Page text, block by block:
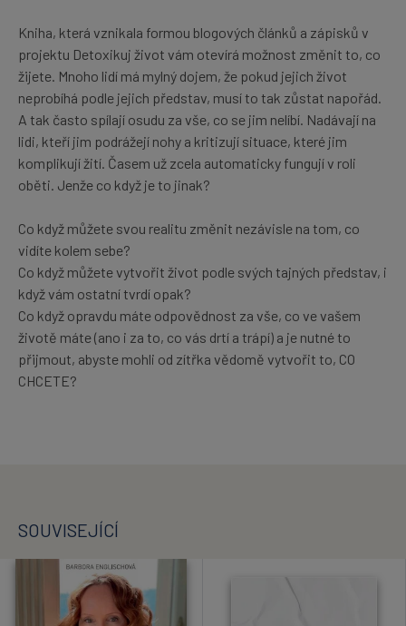
Kniha, která vznikala formou blogových článků a zápisků v
projektu Detoxikuj život vám otevírá možnost změnit to, co
žijete. Mnoho lidí má mylný dojem, že pokud jejich život
neprobíhá podle jejich představ, musí to tak zůstat napořád.
A tak často spílají osudu za vše, co se jim nelíbí. Nadávají na
lidi, kteří jim podrážejí nohy a kritizují situace, které jim
komplikují žití. Časem už zcela automaticky fungují v roli
oběti. Jenže co když je to jinak?
Co když můžete svou realitu změnit nezávisle na tom, co
vidíte kolem sebe?
Co když můžete vytvořit život podle svých tajných představ, i
když vám ostatní tvrdí opak?
Co když opravdu máte odpovědnost za vše, co ve vašem
životě máte (ano i za to, co vás drtí a trápí) a je nutné to
přijmout, abyste mohli od zítřka vědomě vytvořit to, CO
CHCETE?
SOUVISEJÍCÍ